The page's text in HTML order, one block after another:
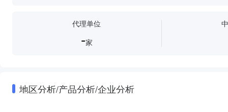
代理单位
-家
地区分析/产品分析/企业分析